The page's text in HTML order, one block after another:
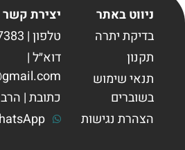
ניווט באתר
בדיקת יתרה
תקנון
תנאי שימוש
בשוברים
הצהרת נגישות
יצירת קשר
טלפון | 077-5717383
דוא״ל |
כתובת | הרב